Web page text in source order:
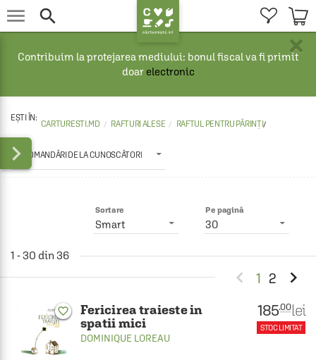
 
×
Contribuim la protejarea mediului: bonul fiscal va fi primit
doar electronic
CARTURESTI.MD RAFTURI ALESE RAFTUL PENTRU PĂRINȚI/
RECOMANDĂRI DE LA CUNOSCĂTORI

Pe pagină
30
Sortare
Smart
1 - 30 din 36
 1 2 
favorite_border
Fericirea traieste in
spatii mici
DOMINIQUE LOREAU
185.00 lei
STOC LIMITAT